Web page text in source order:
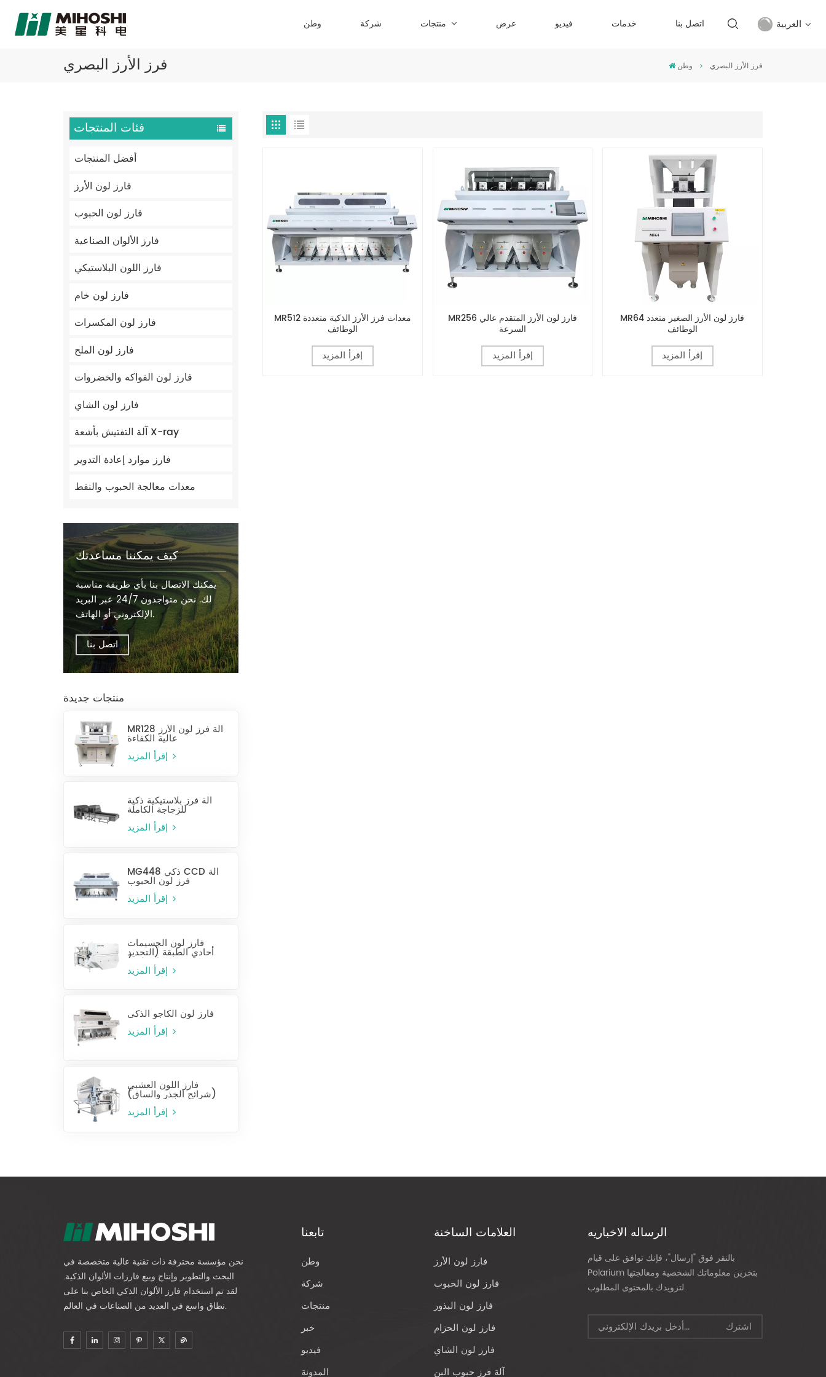
وطن شركة عرض فيديو خدمات اتصل بنا العربية
فرز الأرز البصري وطن فرز الأرز البصري
فئات المنتجات
أفضل المنتجات
فارز لون الأرز
فارز لون الحبوب
فارز الألوان الصناعية
فارز اللون البلاستيكي
فارز لون خام
فارز لون المكسرات
فارز لون الملح
فارز لون الفواكه والخضروات
فارز لون الشاي
آلة التفتيش بأشعة X-ray
فارز موارد إعادة التدوير
معدات معالجة الحبوب والنفط
كيف يمكننا مساعدتك
يمكنك الاتصال بنا بأي طريقة مناسبة
لك. نحن متواجدون 24/7 عبر البريد
الإلكتروني أو الهاتف.
اتصل بنا
منتجات جديدة
MR128 آلة فرز لون الأرز
عالية الكفاءة
إقرأ المزيد
آلة فرز بلاستيكية ذكية
للزجاجة الكاملة
إقرأ المزيد
MG448 ذكي CCD آلة
فرز لون الحبوب
إقرأ المزيد
فارز لون الجسيمات
أحادي الطبقة (التحديد
الرطب)
إقرأ المزيد
فارز لون الكاجو الذكي
إقرأ المزيد
فارز اللون العشبي
(شرائح الجذر والساق)
إقرأ المزيد
MR512 معدات فرز الأرز الذكية متعددة
الوظائف
إقرأ المزيد
MR256 فارز لون الأرز المتقدم عالي
السرعة
إقرأ المزيد
MR64 فارز لون الأرز الصغير متعدد
الوظائف
إقرأ المزيد
نحن مؤسسة محترفة ذات تقنية عالية متخصصة في
البحث والتطوير وإنتاج وبيع فارزات الألوان الذكية.
لقد تم استخدام فارز الألوان الذكي الخاص بنا على
نطاق واسع في العديد من الصناعات في العالم.
تابعنا
وطن
شركة
منتجات
خبر
فيديو
المدونة
العلامات الساخنة
فارز لون الأرز
فارز لون الحبوب
فارز لون البذور
فارز لون الحزام
فارز لون الشاي
آلة فرز حبوب البن
الرساله الاخباريه
بالنقر فوق "إرسال"، فإنك توافق على قيام
Polarium بتخزين معلوماتك الشخصية ومعالجتها
لتزويدك بالمحتوى المطلوب.